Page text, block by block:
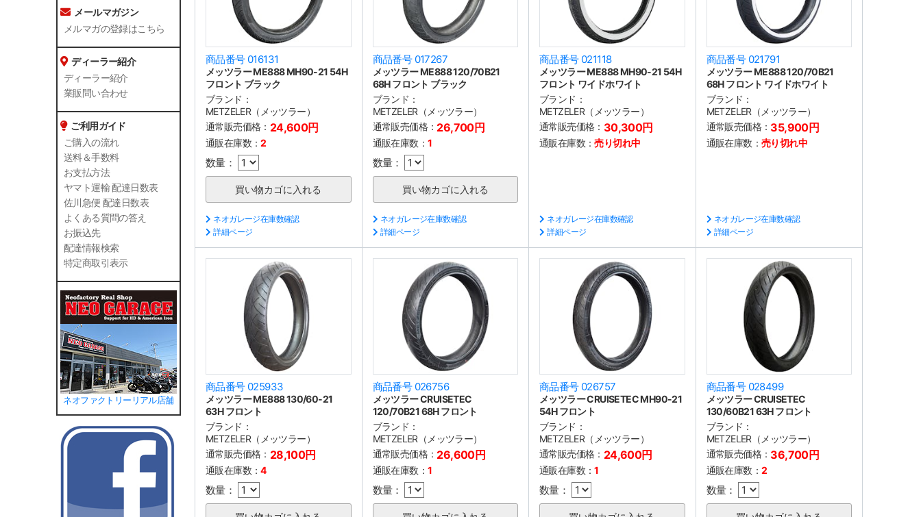
メールマガジン
メルマガの登録はこちら
ディーラー紹介
ディーラー紹介
業販問い合わせ
ご利用ガイド
ご購入の流れ
送料＆手数料
お支払方法
ヤマト運輸 配達日数表
佐川急便 配達日数表
よくある質問の答え
お振込先
配達情報検索
特定商取引表示
ネオファクトリーリアル店舗
商品番号 016131
メッツラー ME888 MH90-21 54H
フロント ブラック
ブランド：
METZELER（メッツラー）
通常販売価格： 24,600円
通販在庫数：2
数量：
ネオガレージ在庫数確認
詳細ページ
商品番号 017267
メッツラー ME888 120/70B21
68H フロント ブラック
ブランド：
METZELER（メッツラー）
通常販売価格： 26,700円
通販在庫数： 1
数量：
ネオガレージ在庫数確認
詳細ページ
商品番号 021118
メッツラー ME888 MH90-21 54H
フロント ワイドホワイト
ブランド：
METZELER（メッツラー）
通常販売価格： 30,300円
通販在庫数：売り切れ中
ネオガレージ在庫数確認
詳細ページ
商品番号 021791
メッツラー ME888 120/70B21
68H フロント ワイドホワイト
ブランド：
METZELER（メッツラー）
通常販売価格： 35,900円
通販在庫数： 売り切れ中
ネオガレージ在庫数確認
詳細ページ
商品番号 025933
メッツラー ME888 130/60-21
63H フロント
ブランド：
METZELER（メッツラー）
通常販売価格： 28,100円
通販在庫数：4
数量：
商品番号 026756
メッツラー CRUISETEC
120/70B21 68H フロント
ブランド：
METZELER（メッツラー）
通常販売価格： 26,600円
通販在庫数： 1
数量：
商品番号 026757
メッツラー CRUISETEC MH90-21
54H フロント
ブランド：
METZELER（メッツラー）
通常販売価格： 24,600円
通販在庫数：1
数量：
商品番号 028499
メッツラー CRUISETEC
130/60B21 63H フロント
ブランド：
METZELER（メッツラー）
通常販売価格： 36,700円
通販在庫数： 2
数量：